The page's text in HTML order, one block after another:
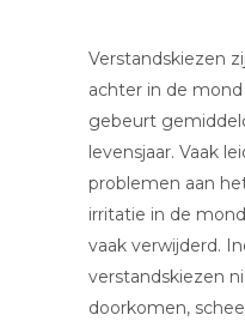
Verstandskiezen
achter in de
gebeurt
levensjaar. Vaak
problemen aan
irritatie in de
vaak verwijderd.
verstandskiezen
doorkomen,